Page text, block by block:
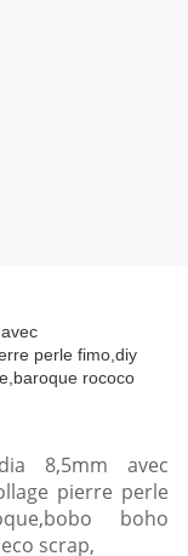
8,5mm avec
pierre perle
boho
scrap,